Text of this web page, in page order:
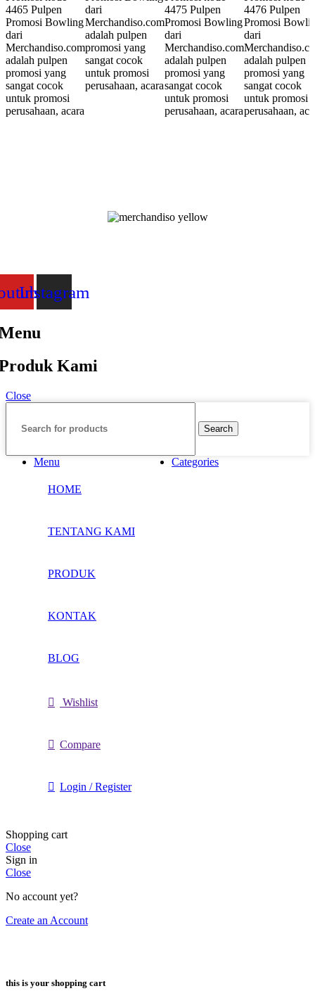
4465 Pulpen
Promosi Bowling
dari
Merchandiso.com
adalah pulpen
promosi yang
sangat cocok
untuk promosi
perusahaan, acara
dari
Merchandiso.com
adalah pulpen
promosi yang
sangat cocok
untuk promosi
perusahaan, acara
4475 Pulpen
Promosi Bowling
dari
Merchandiso.com
adalah pulpen
promosi yang
sangat cocok
untuk promosi
perusahaan, acara
4476 Pulpen
Promosi
dari
adalah pulpen
promosi yang
sangat cocok
untuk promosi
perusahaan,
Instagram
Kami
Close
Search
Menu Categories
HOME
TENTANG KAMI
PRODUK
KONTAK
BLOG
Wishlist
Compare
Login / Register
Shopping cart
Close
Sign in
Close
No account yet?
Create an Account
this is your shopping cart